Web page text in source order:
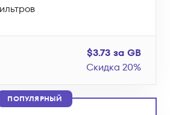
$3.73 за GB
Скидка 20%
ПОПУЛЯРНЫЙ